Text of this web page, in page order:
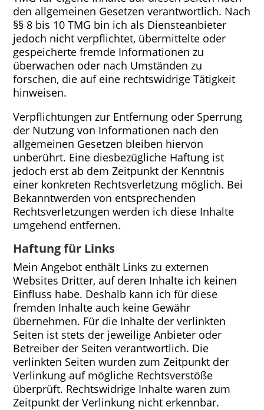
den allgemeinen Gesetzen verantwortlich. Nach
§§ 8 bis 10 TMG bin ich als Diensteanbieter
jedoch nicht verpflichtet, übermittelte oder
gespeicherte fremde Informationen zu
überwachen oder nach Umständen zu
forschen, die auf eine rechtswidrige Tätigkeit
hinweisen.
Verpflichtungen zur Entfernung oder Sperrung
der Nutzung von Informationen nach den
allgemeinen Gesetzen bleiben hiervon
unberührt. Eine diesbezügliche Haftung ist
jedoch erst ab dem Zeitpunkt der Kenntnis
einer konkreten Rechtsverletzung möglich. Bei
Bekanntwerden von entsprechenden
Rechtsverletzungen werden ich diese Inhalte
umgehend entfernen.
Haftung für Links
Mein Angebot enthält Links zu externen
Websites Dritter, auf deren Inhalte ich keinen
Einfluss habe. Deshalb kann ich für diese
fremden Inhalte auch keine Gewähr
übernehmen. Für die Inhalte der verlinkten
Seiten ist stets der jeweilige Anbieter oder
Betreiber der Seiten verantwortlich. Die
verlinkten Seiten wurden zum Zeitpunkt der
Verlinkung auf mögliche Rechtsverstöße
überprüft. Rechtswidrige Inhalte waren zum
Zeitpunkt der Verlinkung nicht erkennbar.